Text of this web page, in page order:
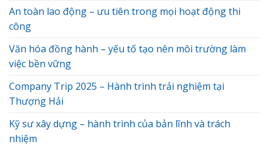
An toàn lao động – ưu tiên trong mọi hoạt động thi
công
Văn hóa đồng hành – yếu tố tạo nên môi trường làm
việc bền vững
Company Trip 2025 – Hành trình trải nghiệm tại
Thượng Hải
Kỹ sư xây dựng – hành trình của bản lĩnh và trách
nhiệm